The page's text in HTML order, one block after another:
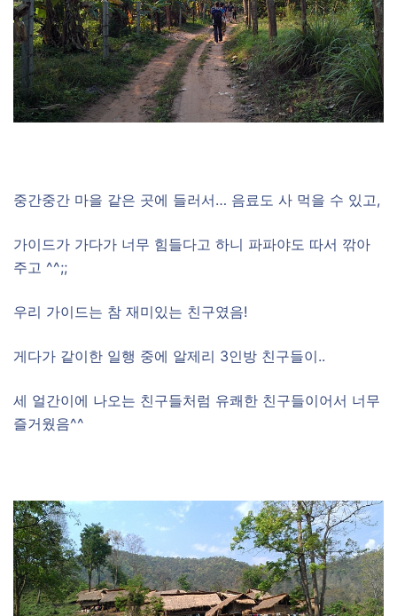
중간중간 마을 같은 곳에 들러서… 음료도 사 먹을 수 있고,
가이드가 가다가 너무 힘들다고 하니 파파야도 따서 깎아
주고 ^^;;
우리 가이드는 참 재미있는 친구였음!
게다가 같이한 일행 중에 알제리 3인방 친구들이..
세 얼간이에 나오는 친구들처럼 유쾌한 친구들이어서 너무
즐거웠음^^